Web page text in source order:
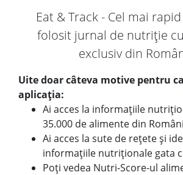
Eat & Track - Cel mai
folosit jurnal de nutriție
exclusiv din
Uite doar câteva motive pentru
aplicația:
Ai acces la informațiile
35.000 de alimente din
Ai acces la sute de rețete și
informațiile nutriționale gata
Poți vedea Nutri-Score-ul